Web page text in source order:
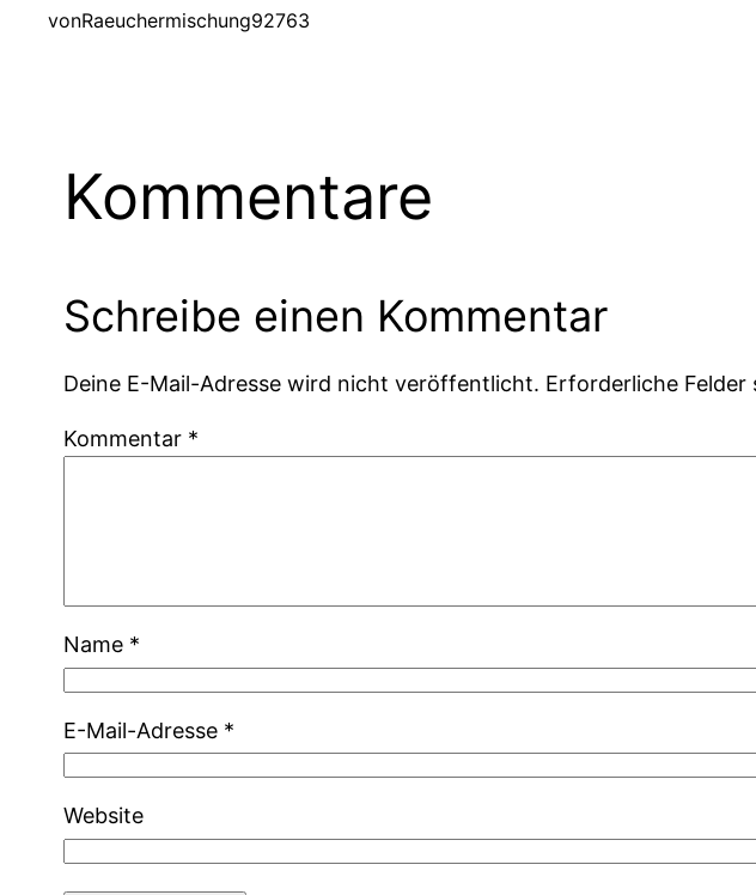
vonRaeuchermischung92763
Kommentare
Schreibe einen Kommentar
Deine E-Mail-Adresse wird nicht veröffentlicht. Erforderliche Felder
Kommentar *
Name *
E-Mail-Adresse *
Website